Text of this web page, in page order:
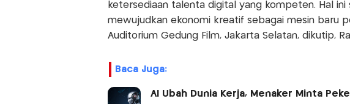
ketersediaan talenta digital yang kompeten. Hal ini
mewujudkan ekonomi kreatif sebagai mesin baru
Auditorium Gedung Film, Jakarta Selatan, dikutip,
Baca Juga:
AI Ubah Dunia Kerja, Menaker Minta